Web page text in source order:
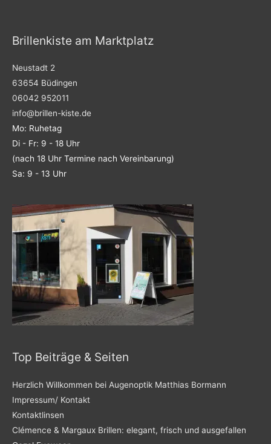
Brillenkiste am Marktplatz
Neustadt 2
63654 Büdingen
06042 952011
info@brillen-kiste.de
Mo: Ruhetag
Di - Fr: 9 - 18 Uhr
(nach 18 Uhr Termine nach Vereinbarung)
Sa: 9 - 13 Uhr
Top Beiträge & Seiten
Herzlich Willkommen bei Augenoptik Matthias Bormann
Impressum/ Kontakt
Kontaktlinsen
Clémence & Margaux Brillen: elegant, frisch und ausgefallen